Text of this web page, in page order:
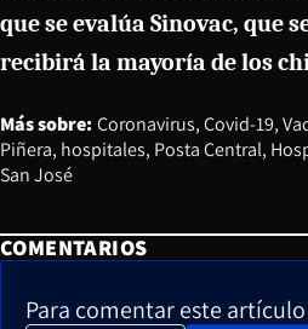
que se evalúa Sinovac, que
recibirá la mayoría de los
Más sobre:Coronavirus Covid-19
Piñera hospitales Posta Central
San José
COMENTARIOS
Para comentar este